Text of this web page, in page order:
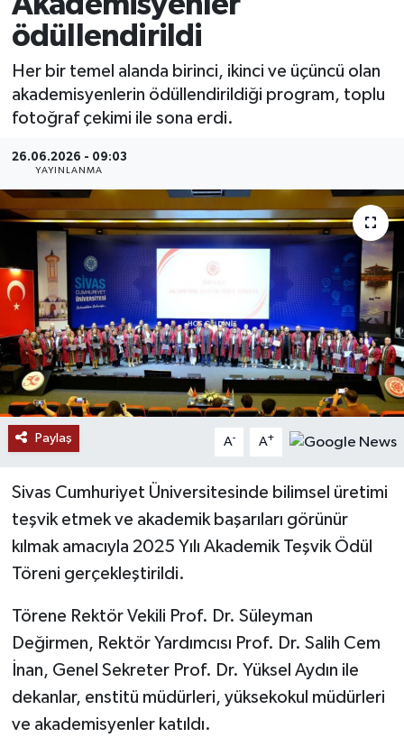
ödüllendirildi
Her bir temel alanda birinci, ikinci ve üçüncü olan
akademisyenlerin ödüllendirildiği program, toplu
fotoğraf çekimi ile sona erdi.
26.06.2026 - 09:03
YAYINLANMA
Paylaş A- A+
Sivas Cumhuriyet Üniversitesinde bilimsel üretimi
teşvik etmek ve akademik başarıları görünür
kılmak amacıyla 2025 Yılı Akademik Teşvik Ödül
Töreni gerçekleştirildi.
Törene Rektör Vekili Prof. Dr. Süleyman
Değirmen, Rektör Yardımcısı Prof. Dr. Salih Cem
İnan, Genel Sekreter Prof. Dr. Yüksel Aydın ile
dekanlar, enstitü müdürleri, yüksekokul müdürleri
ve akademisyenler katıldı.
MAGAZİN
ÖZEL HABER
RESMİ İLANLAR
SAĞLIK
SİYASET
SOSYAL YARDIMLAR
SPONSORLU YAZI
SPOR
TEKNOLOJİ
YAŞAM